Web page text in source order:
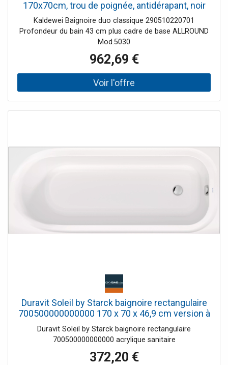
170x70cm, trou de poignée, antidérapant, noir
Kaldewei Baignoire duo classique 290510220701
Profondeur du bain 43 cm plus cadre de base ALLROUND
Mod.5030
962,69 €
Duravit Soleil by Starck baignoire rectangulaire
700500000000000 170 x 70 x 46,9 cm version à
encastrer avec dossier incliné blanc
Duravit Soleil by Starck baignoire rectangulaire
700500000000000 acrylique sanitaire
372,20 €